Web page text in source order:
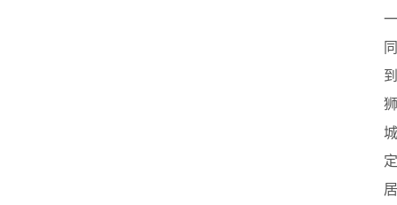
一
同
到
狮
城
定
居